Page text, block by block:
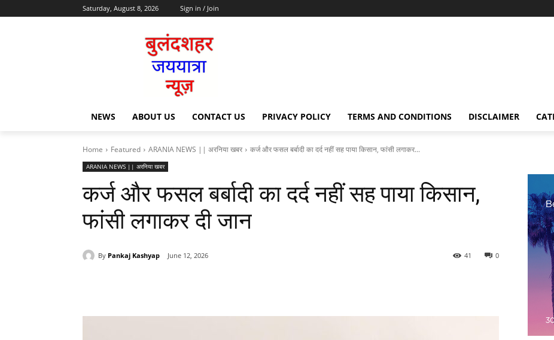
Saturday, August 8, 2026 Sign in / Join
NEWS ABOUT US CONTACT US PRIVACY POLICY TERMS AND CONDITIONS DISCLAIMER
Home Featured ARANIA NEWS || अरनिया खबर कर्ज और फसल बर्बादी का दर्द नहीं सह पाया किसान, फांसी लगाकर...
ARANIA NEWS || अरनिया खबर
कर्ज और फसल बर्बादी का दर्द नहीं सह पाया किसान,
फांसी लगाकर दी जान
By Pankaj Kashyap June 12, 2026 0
41